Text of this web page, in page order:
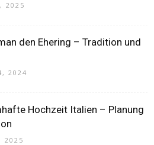
2025
den Ehering – Tradition und
2024
Hochzeit Italien – Planung
2025